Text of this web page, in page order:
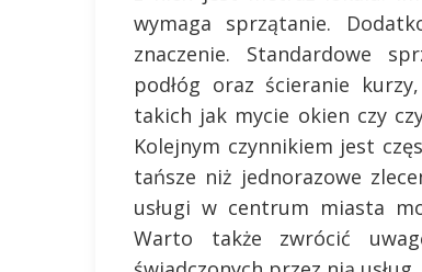
wymaga sprzątanie.
znaczenie. Standardowe
podłóg oraz ścieranie
takich jak mycie okien czy
Kolejnym czynnikiem jest
tańsze niż jednorazowe
usługi w centrum miasta
Warto także zwrócić